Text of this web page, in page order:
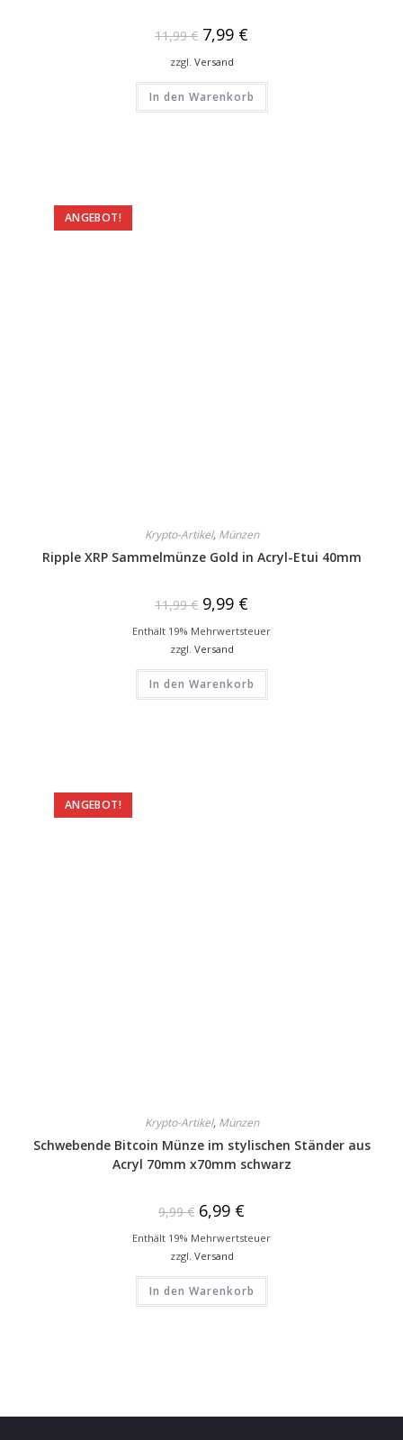
11,99€ 7,99 €
zzgl. Versand
In den Warenkorb
ANGEBOT!
Krypto-Artikel, Münzen
Ripple XRP Sammelmünze Gold in Acryl-Etui 40mm
11,99€ 9,99 €
Enthält 19% Mehrwertsteuer
zzgl. Versand
In den Warenkorb
ANGEBOT!
Krypto-Artikel, Münzen
Schwebende Bitcoin Münze im stylischen Ständer aus
Acryl 70mm x70mm schwarz
9,99€ 6,99 €
Enthält 19% Mehrwertsteuer
zzgl. Versand
In den Warenkorb